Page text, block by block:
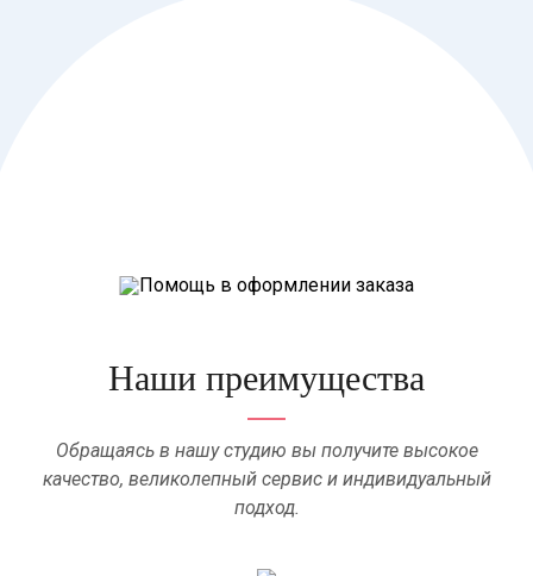
Наши преимущества
Обращаясь в нашу студию вы получите высокое
качество, великолепный сервис и индивидуальный
подход.